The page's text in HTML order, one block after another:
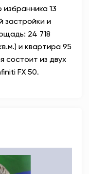
13
застройки и
24 718
и квартира 95
состоит из двух
FX 50.